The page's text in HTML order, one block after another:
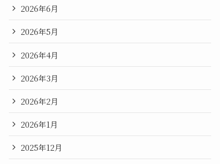
2026年6月
2026年5月
2026年4月
2026年3月
2026年2月
2026年1月
2025年12月